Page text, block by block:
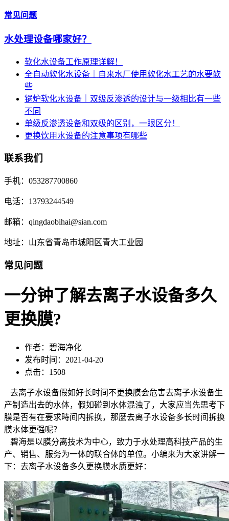
常见问题
水处理设备哪家好？
软化水设备工作原理详解！
全自动软化水设备｜自来水厂使用软化水工艺的水要软
些
锅炉软化水设备｜双级反渗透的设计与一级相比有一些
不同
单级反渗透设备和双级的区别，一眼区分！
更换饮用水设备的注意事项有哪些
联系我们
手机：053287700860
电话：13793244549
邮箱：qingdaobihai@sian.com
地址：山东省青岛市城阳区青大工业园
常见问题
一分钟了解去离子水设备多久
更换膜?
作者：碧海净化
发布时间：2021-04-20
点击：1508
去离子水设备假如好长时间不更换膜会危害去离子水设备生
产制造出去的水体，假如碰到水体混浊了，大家应当先思考下
膜是否有在要求時间内拆换，那麼去离子水设备多长时间拆换
膜水体更强呢？
碧海是以膜分离技术为中心，致力于水处理高科技产品的生
产、销售、服务为一体的联合体的单位。小编来为大家讲解一
下：去离子水设备多久更换膜水质更好：